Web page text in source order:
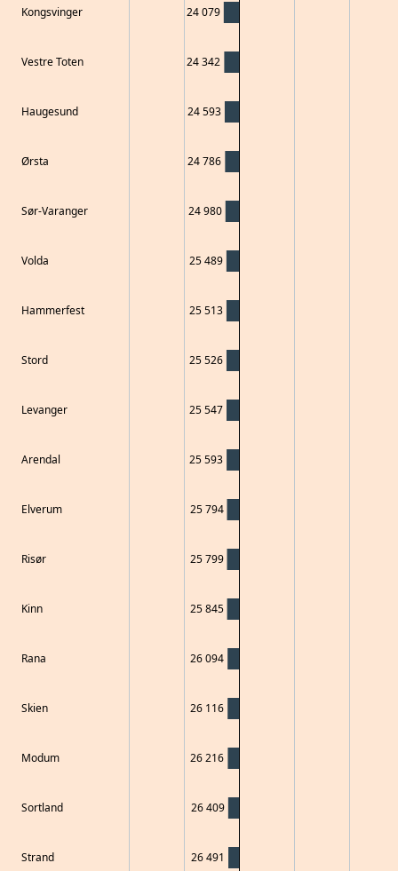
Kongsvinger
Vestre Toten
Haugesund
Ørsta
Sør-Varanger
Volda
Hammerfest
Stord
Levanger
Arendal
Elverum
Risør
Kinn
Rana
Skien
Modum
Sortland
Strand
24 079
24 342
24 593
24 786
24 980
25 489
25 513
25 526
25 547
25 593
25 794
25 799
25 845
26 094
26 116
26 216
26 409
26 491